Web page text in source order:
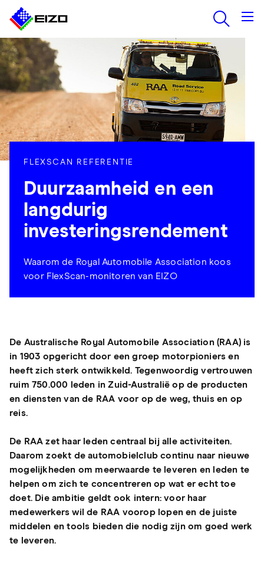
FLEXSCAN REFERENTIE
Duurzaamheid en een
langdurig
investeringsrendement
Waarom de Royal Automobile Association koos
voor FlexScan-monitoren van EIZO
De Australische Royal Automobile Association (RAA) is
in 1903 opgericht door een groep motorpioniers en
heeft zich sterk ontwikkeld. Tegenwoordig vertrouwen
ruim 750.000 leden in Zuid-Australië op de producten
en diensten van de RAA voor op de weg, thuis en op
reis.
De RAA zet haar leden centraal bij alle activiteiten.
Daarom zoekt de automobielclub continu naar nieuwe
mogelijkheden om meerwaarde te leveren en leden te
helpen om zich te concentreren op wat er echt toe
doet. Die ambitie geldt ook intern: voor haar
medewerkers wil de RAA voorop lopen en de juiste
middelen en tools bieden die nodig zijn om goed werk
te leveren.